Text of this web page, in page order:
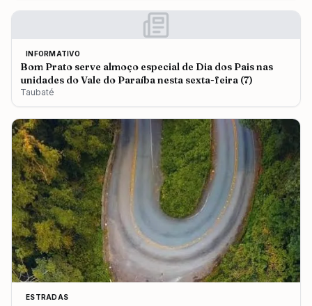
INFORMATIVO
Bom Prato serve almoço especial de Dia dos Pais nas
unidades do Vale do Paraíba nesta sexta-feira (7)
Taubaté
ESTRADAS